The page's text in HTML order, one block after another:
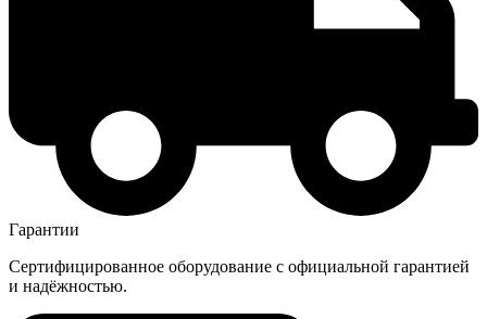
Гарантии
Сертифицированное оборудование с официальной гарантией
и надёжностью.